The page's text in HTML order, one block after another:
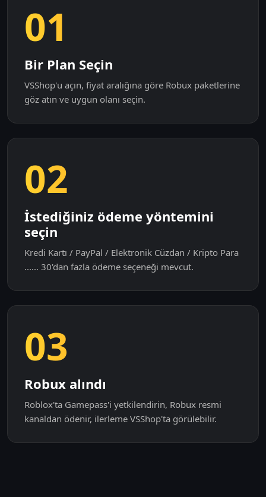
01
Bir Plan Seçin
VSShop'u açın, fiyat aralığına göre Robux paketlerine
göz atın ve uygun olanı seçin.
02
İstediğiniz ödeme yöntemini
seçin
Kredi Kartı / PayPal / Elektronik Cüzdan / Kripto Para
...... 30'dan fazla ödeme seçeneği mevcut.
03
Robux alındı
Roblox'ta Gamepass'i yetkilendirin, Robux resmi
kanaldan ödenir, ilerleme VSShop'ta görülebilir.